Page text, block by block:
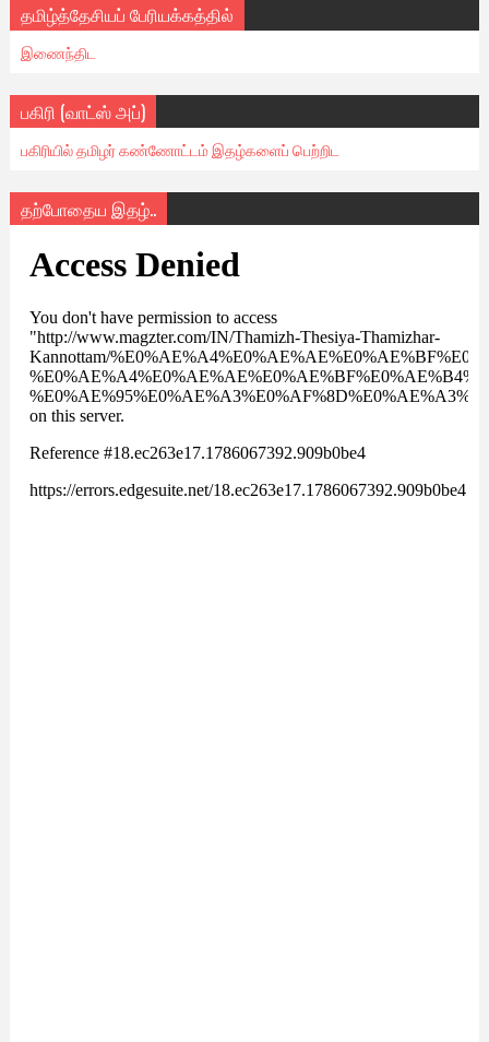
தமிழ்த்தேசியப் பேரியக்கத்தில்
இணைந்திட
பகிரி (வாட்ஸ் அப்)
பகிரியில் தமிழர் கண்ணோட்டம் இதழ்களைப் பெற்றிட
தற்போதைய இதழ்..